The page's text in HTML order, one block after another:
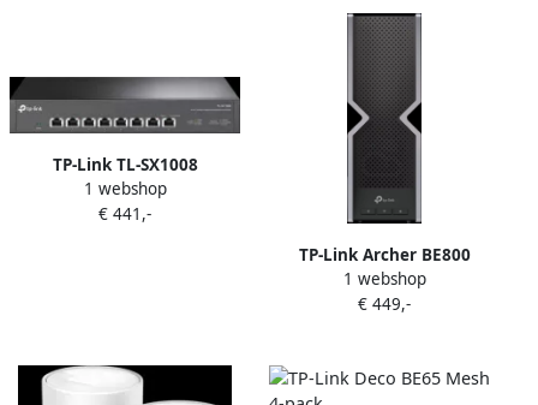
TP-Link TL-SX1008
1 webshop
€ 441,-
TP-Link Archer BE800
1 webshop
€ 449,-